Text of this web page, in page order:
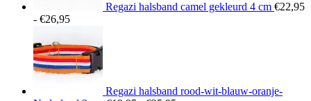
Regazi halsband camel gekleurd 4 cm €22,95
- €26,95Prijsklasse:
tot
€26,95
Regazi halsband rood-wit-blauw-oranje-